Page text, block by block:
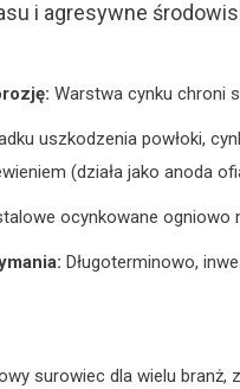
i agresywne
Warstwa cynku chroni
uszkodzenia powłoki,
(działa jako anoda
ocynkowane ogniowo
Długoterminowo,
surowiec dla wielu branż,